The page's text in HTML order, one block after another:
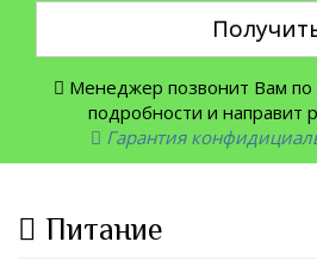
Менеджер позвонит Вам по
подробности и направит
Гарантия
Питание